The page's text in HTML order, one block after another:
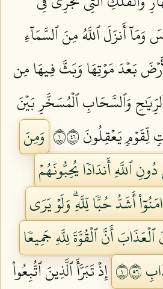
وَمَآ أَنزَلَ ٱللَّهُ مِنَ ٱلسَّمَآءِ
بَعۡدَ مَوۡتِهَا وَبَثَّ فِيهَا مِن
وَٱلسَّحَابِ ٱلۡمُسَخَّرِ بَيۡنَ
يَعۡقِلُونَ ١٦٤
وَمِنَ
ٱللَّهِ أَندَادٗا يُحِبُّونَهُمۡ
أَشَدُّ حُبّٗا لِّلَّهِۗ وَلَوۡ يَرَى
أَنَّ ٱلۡقُوَّةَ لِلَّهِ جَمِيعٗا
إِذۡ تَبَرَّأَ ٱلَّذِينَ ٱتُّبِعُواْ